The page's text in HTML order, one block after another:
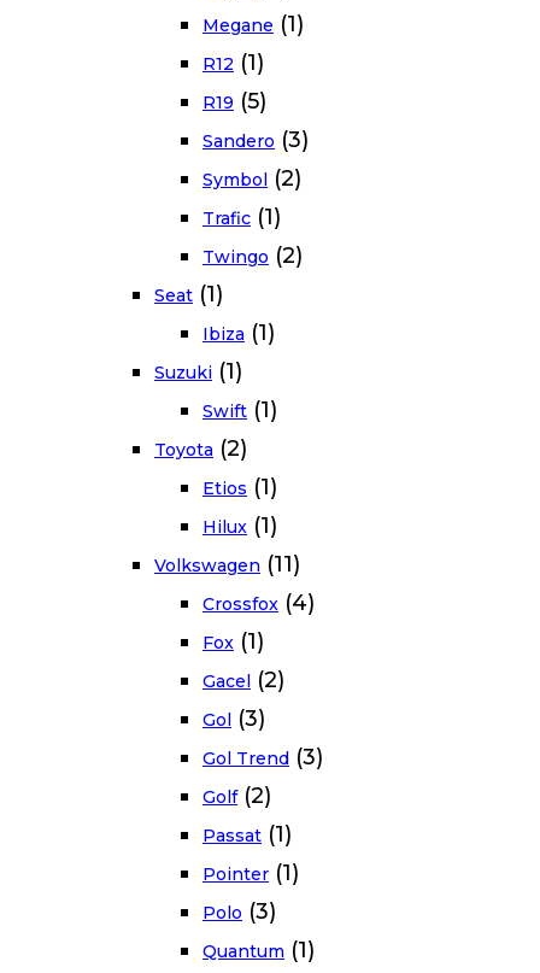
Megane (1)
R12 (1)
R19 (5)
Sandero (3)
Symbol (2)
Trafic (1)
Twingo (2)
Seat (1)
Ibiza (1)
Suzuki (1)
Swift (1)
Toyota (2)
Etios (1)
Hilux (1)
Volkswagen (11)
Crossfox (4)
Fox (1)
Gacel (2)
Gol (3)
Gol Trend (3)
Golf (2)
Passat (1)
Pointer (1)
Polo (3)
Quantum (1)